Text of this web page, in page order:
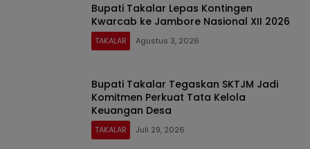
Bupati Takalar Lepas Kontingen
Kwarcab ke Jambore Nasional XII 2026
TAKALAR Agustus 3, 2026
Bupati Takalar Tegaskan SKTJM Jadi
Komitmen Perkuat Tata Kelola
Keuangan Desa
TAKALAR Juli 29, 2026